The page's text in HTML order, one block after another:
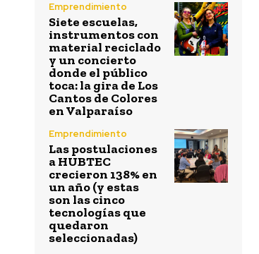
Emprendimiento
Siete escuelas,
instrumentos con
material reciclado
y un concierto
donde el público
toca: la gira de Los
Cantos de Colores
en Valparaíso
Emprendimiento
Las postulaciones
a HUBTEC
crecieron 138% en
un año (y estas
son las cinco
tecnologías que
quedaron
seleccionadas)